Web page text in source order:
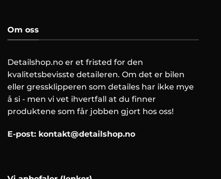
Om oss
Detailshop.no er et fristed for den
kvalitetsbevisste detaileren. Om det er bilen
eller gressklipperen som detailes har ikke mye
å si - men vi vet ihvertfall at du finner
produktene som får jobben gjort hos oss!
E-post: kontakt@detailshop.no